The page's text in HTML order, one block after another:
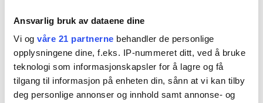
Ansvarlig bruk av dataene dine
Vi og våre 21 partnerne behandler de personlige
opplysningene dine, f.eks. IP-nummeret ditt, ved å bruke
teknologi som informasjonskapsler for å lagre og få
tilgang til informasjon på enheten din, sånn at vi kan tilby
deg personlige annonser og innhold samt annonse- og
Barne- og familieminister Ida Lindtveit Røse (KrF) vil ha innspill
om behovet for praksis i masterstudiene.
NTB Scanpix